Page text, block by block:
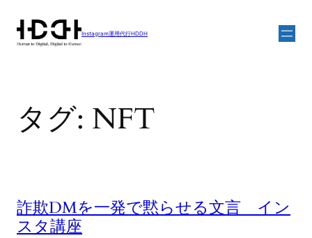
Instagram運用代行HDDH
タグ: NFT
詐欺DMを一発で黙らせる文言 イン
スタ講座